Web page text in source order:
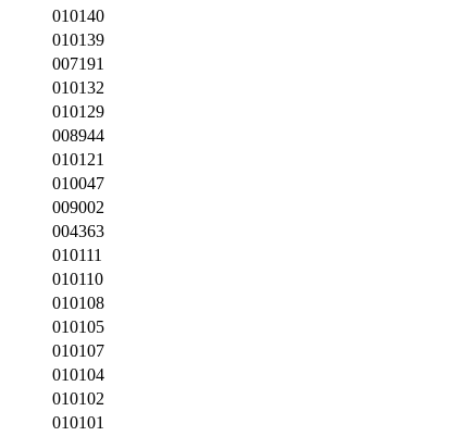
010140
010139
007191
010132
010129
008944
010121
010047
009002
004363
010111
010110
010108
010105
010107
010104
010102
010101